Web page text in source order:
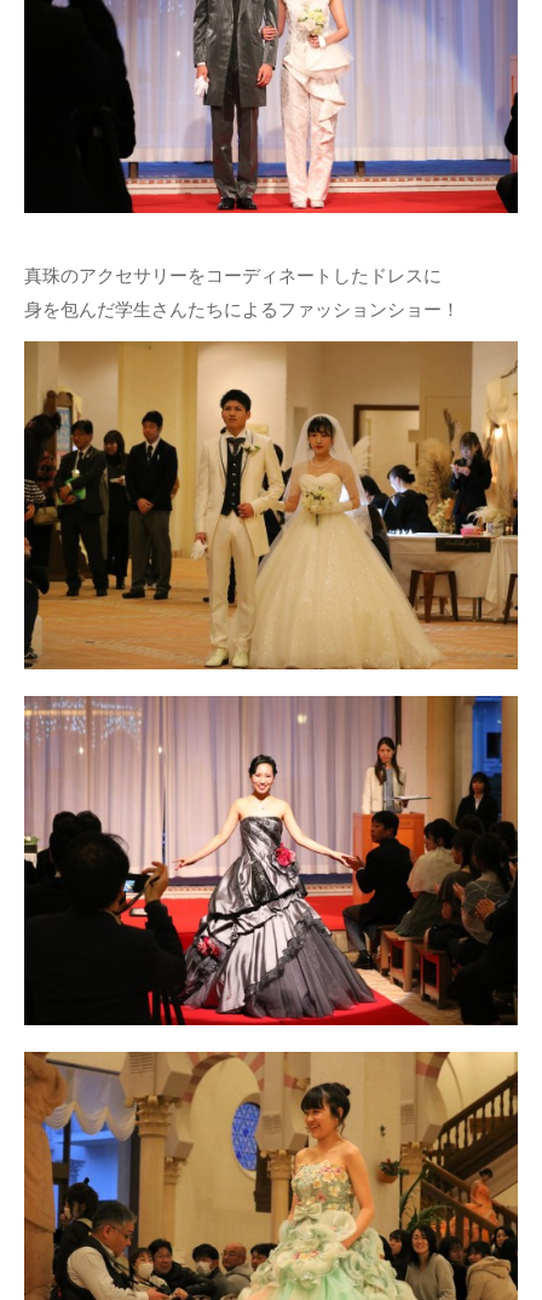
真珠のアクセサリーをコーディネートしたドレスに
身を包んだ学生さんたちによるファッションショー！